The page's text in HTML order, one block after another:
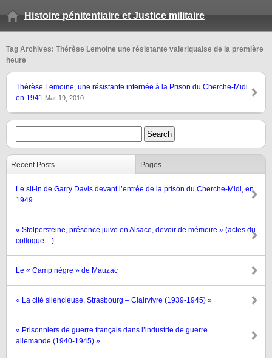
Histoire pénitentiaire et Justice militaire
Tag Archives: Thérèse Lemoine une résistante valeriquaise de la première
heure
Thérèse Lemoine, une résistante internée à la Prison du Cherche-Midi
en 1941 Mar 19, 2010
Recent Posts Pages
Le sit-in de Garry Davis devant l’entrée de la prison du Cherche-Midi, en
1949
« Stolpersteine, présence juive en Alsace, devoir de mémoire » (actes du
colloque…)
Le « Camp nègre » de Mauzac
« La cité silencieuse, Strasbourg – Clairvivre (1939-1945) »
« Prisonniers de guerre français dans l’industrie de guerre
allemande (1940-1945) »